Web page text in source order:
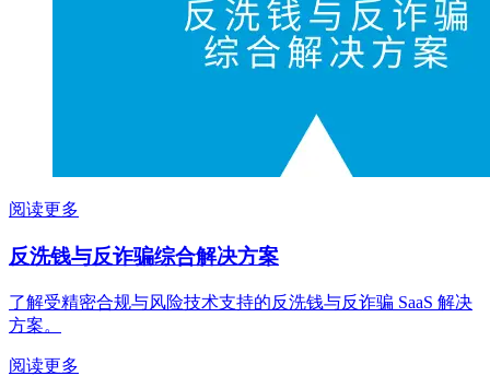
阅读更多
反洗钱与反诈骗综合解决方案
了解受精密合规与风险技术支持的反洗钱与反诈骗 SaaS 解决
方案。
阅读更多